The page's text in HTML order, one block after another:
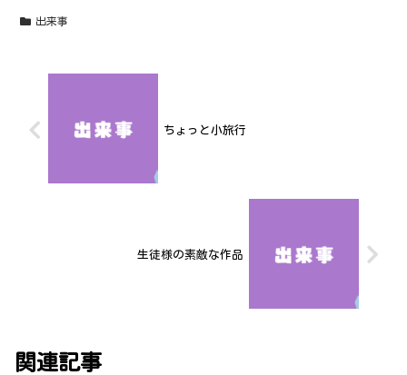
出来事
ちょっと小旅行
生徒様の素敵な作品
関連記事